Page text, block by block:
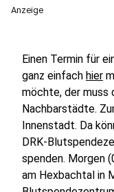
Anzeige
Einen Termin für
ganz einfach hier
möchte, der muss
Nachbarstädte.
Innenstadt. Da
DRK-
spenden. Morgen
am Hexbachtal in